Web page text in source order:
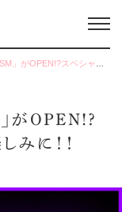
スペシャルな一夜をお楽しみに！！
がOPEN!?
みに！！